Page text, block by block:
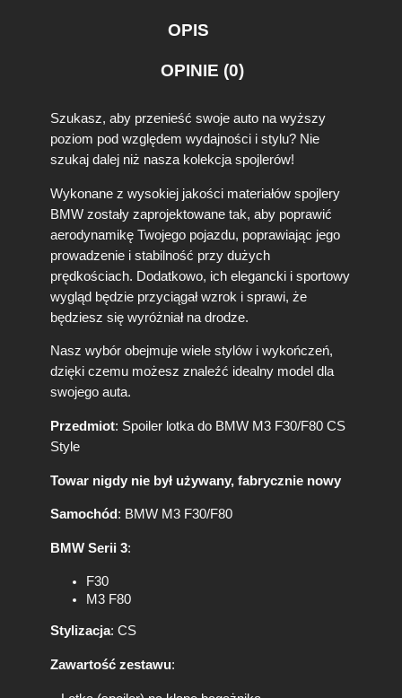
e
r
L
t
k
a
K
l
a
p
y
S
p
o
i
e
r
M
F
3
0
C
S
OPIS
OPINIE (0)
Szukasz, aby przenieść swoje auto na wyższy
poziom pod względem wydajności i stylu? Nie
szukaj dalej niż nasza kolekcja spojlerów!
Wykonane z wysokiej jakości materiałów spojlery
BMW zostały zaprojektowane tak, aby poprawić
aerodynamikę Twojego pojazdu, poprawiając jego
prowadzenie i stabilność przy dużych
prędkościach. Dodatkowo, ich elegancki i sportowy
wygląd będzie przyciągał wzrok i sprawi, że
będziesz się wyróżniał na drodze.
Nasz wybór obejmuje wiele stylów i wykończeń,
dzięki czemu możesz znaleźć idealny model dla
swojego auta.
Przedmiot: Spoiler lotka do BMW M3 F30/F80 CS
Style
Towar nigdy nie był używany, fabrycznie nowy
Samochód: BMW M3 F30/F80
BMW Serii 3:
F30
M3 F80
Stylizacja: CS
Zawartość zestawu: